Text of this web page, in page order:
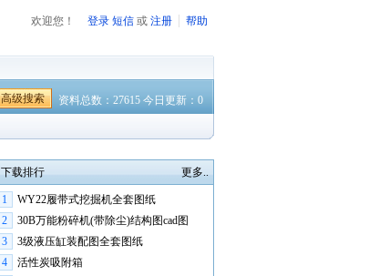
欢迎您！ 登录 短信 或 注册 帮助
高级搜索 资料总数：27615 今日更新：0
更多..
下载排行
1
WY22履带式挖掘机全套图纸
2
30B万能粉碎机(带除尘)结构图cad图
3
3级液压缸装配图全套图纸
4
活性炭吸附箱